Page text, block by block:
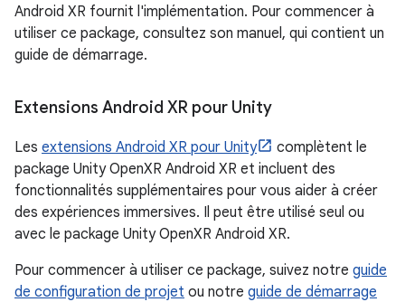
Android XR fournit l'implémentation. Pour commencer à
utiliser ce package, consultez son manuel, qui contient un
guide de démarrage.
Extensions Android XR pour Unity
Les extensions Android XR pour Unity
complètent le
package Unity OpenXR Android XR et incluent des
fonctionnalités supplémentaires pour vous aider à créer
des expériences immersives. Il peut être utilisé seul ou
avec le package Unity OpenXR Android XR.
Pour commencer à utiliser ce package, suivez notre guide
de configuration de projet ou notre guide de démarrage